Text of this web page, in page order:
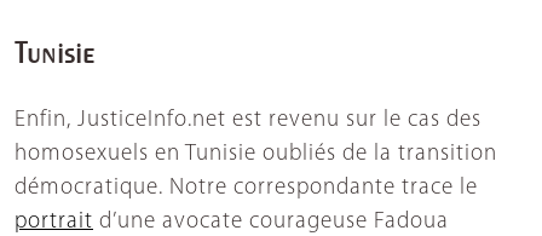
Tunisie
Enfin, JusticeInfo.net est revenu sur le cas des
homosexuels en Tunisie oubliés de la transition
démocratique. Notre correspondante trace le
portrait d’une avocate courageuse Fadoua